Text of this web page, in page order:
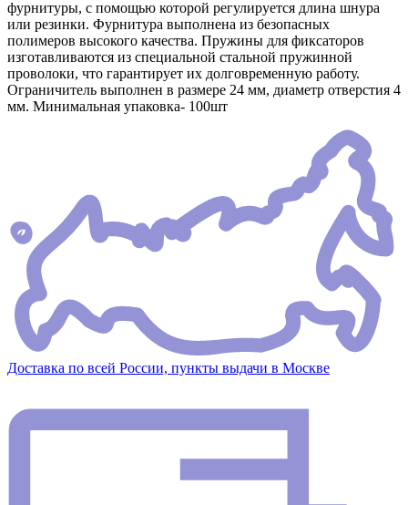
фурнитуры, с помощью которой регулируется длина шнура
или резинки. Фурнитура выполнена из безопасных
полимеров высокого качества. Пружины для фиксаторов
изготавливаются из специальной стальной пружинной
проволоки, что гарантирует их долговременную работу.
Ограничитель выполнен в размере 24 мм, диаметр отверстия 4
мм. Минимальная упаковка- 100шт
Доставка по всей России, пункты выдачи в Москве